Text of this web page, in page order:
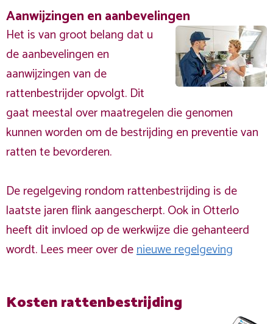
Aanwijzingen en aanbevelingen
Het is van groot belang dat u
de aanbevelingen en
aanwijzingen van de
rattenbestrijder opvolgt. Dit
gaat meestal over maatregelen die genomen
kunnen worden om de bestrijding en preventie van
ratten te bevorderen.
De regelgeving rondom rattenbestrijding is de
laatste jaren flink aangescherpt. Ook in Otterlo
heeft dit invloed op de werkwijze die gehanteerd
wordt. Lees meer over denieuwe regelgeving
Kosten rattenbestrijding